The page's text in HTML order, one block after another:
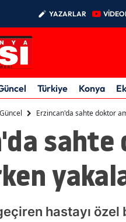
YAZARLAR
Türkiye Konya
Güncel Erzincan'da sahte doktor
hastayı